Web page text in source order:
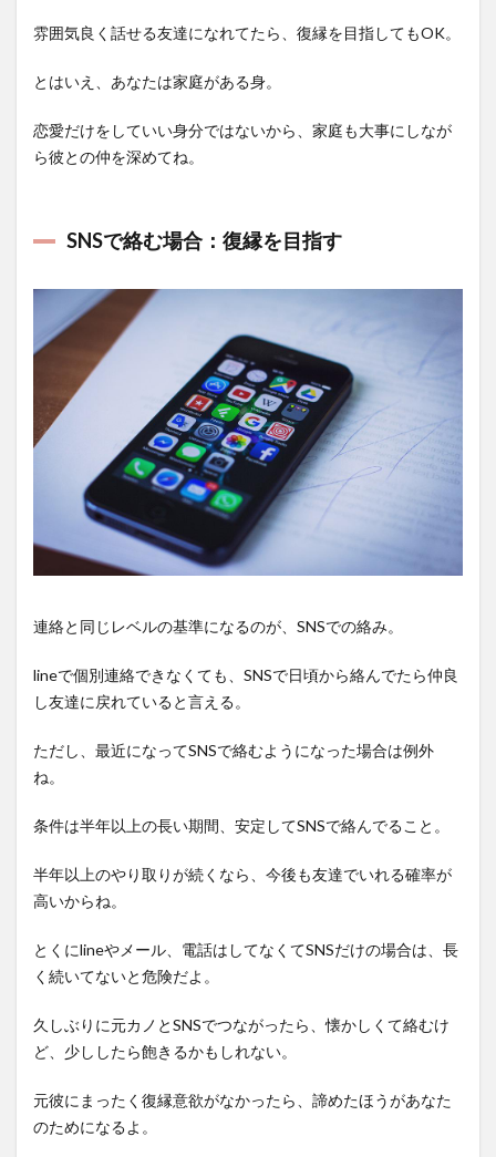
雰囲気良く話せる友達になれてたら、復縁を目指してもOK。
とはいえ、あなたは家庭がある身。
恋愛だけをしていい身分ではないから、家庭も大事にしなが
ら彼との仲を深めてね。
SNSで絡む場合：復縁を目指す
連絡と同じレベルの基準になるのが、SNSでの絡み。
lineで個別連絡できなくても、SNSで日頃から絡んでたら仲良
し友達に戻れていると言える。
ただし、最近になってSNSで絡むようになった場合は例外
ね。
条件は半年以上の長い期間、安定してSNSで絡んでること。
半年以上のやり取りが続くなら、今後も友達でいれる確率が
高いからね。
とくにlineやメール、電話はしてなくてSNSだけの場合は、長
く続いてないと危険だよ。
久しぶりに元カノとSNSでつながったら、懐かしくて絡むけ
ど、少ししたら飽きるかもしれない。
元彼にまったく復縁意欲がなかったら、諦めたほうがあなた
のためになるよ。